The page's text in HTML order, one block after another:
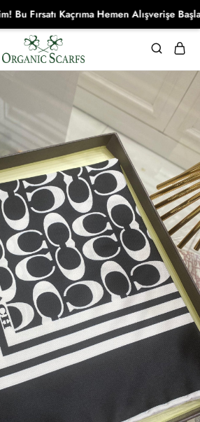
Kaçrıma Hemen Alışverişe Başla!